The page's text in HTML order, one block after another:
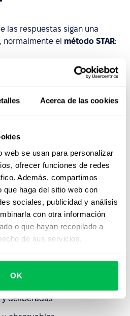
Acerca de las cookies
web se usan para personalizar
ofrecer funciones de redes
Además, compartimos
haga del sitio web con
sociales, publicidad y análisis
con otra información
o que hayan recopilado a
de sus servicios.
OK
las respuestas sigan una
normalmente el método STAR:
dados por el candidato
de las acciones del candidato.
HH., las respuestas sólidas
y deliberadas